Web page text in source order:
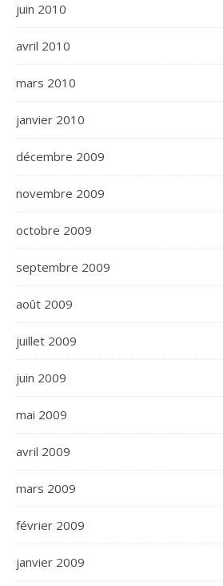
juin 2010
avril 2010
mars 2010
janvier 2010
décembre 2009
novembre 2009
octobre 2009
septembre 2009
août 2009
juillet 2009
juin 2009
mai 2009
avril 2009
mars 2009
février 2009
janvier 2009